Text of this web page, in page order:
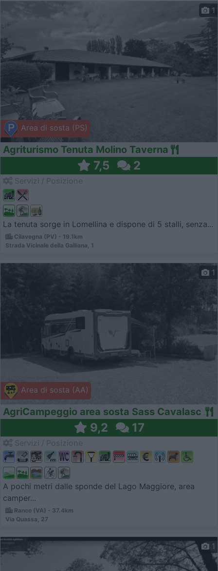
Area di sosta (PS)
1
Agriturismo Tenuta Molino Taverna
7,5 2
La tenuta sorge in Lomellina e dispone di 5 stalli, senza...
Cilavegna (PV) - 19.1km
Strada Vicinale della Galliana, 1
Area di sosta (AA)
1
AgriCampeggio area sosta Sass Cavalasc
9,2 17
A pochi metri dalle sponde del Lago Maggiore, area
camper...
Ranco (VA) - 37.4km
Via Quassa, 27
1